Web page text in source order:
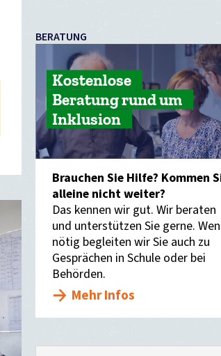
BERATUNG
Kostenlose
Beratung rund um
Inklusion
Brauchen Sie Hilfe? Kommen
alleine nicht weiter?
Das kennen wir gut. Wir beraten
und unterstützen Sie gerne.
nötig begleiten wir Sie auch zu
Gesprächen in Schule oder bei
Behörden.
Mehr Infos